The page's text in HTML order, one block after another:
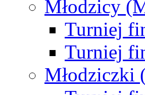
Młodzicy
Turniej
Turniej
Młodziczki